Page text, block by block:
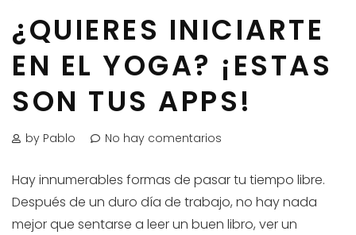
¿QUIERES INICIARTE
EN EL YOGA? ¡ESTAS
SON TUS APPS!
by Pablo No hay comentarios
Hay innumerables formas de pasar tu tiempo libre.
Después de un duro día de trabajo, no hay nada
mejor que sentarse a leer un buen libro, ver un